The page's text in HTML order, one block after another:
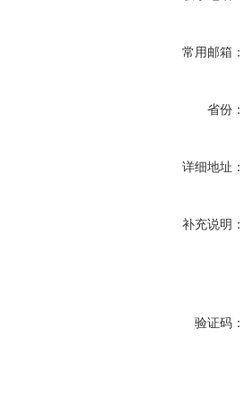
常用邮箱：
省份：
详细地址：
补充说明：
验证码：